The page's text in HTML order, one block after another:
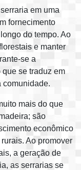
em uma
fornecimento
do tempo. Ao
e manter
se a
se traduz em
comunidade.
mais do que
são
econômico
Ao promover
a geração de
as serrarias se